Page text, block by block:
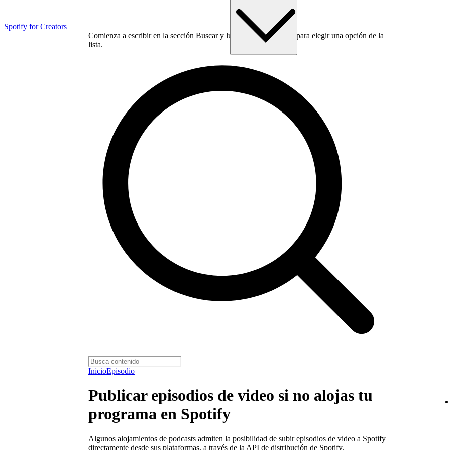
Spotify for Creators
Comienza a escribir en la sección Buscar y luego usa la tecla Tab para elegir una opción de la
lista.
InicioEpisodio
Publicar episodios de video si no alojas tu
programa en Spotify
Algunos alojamientos de podcasts admiten la posibilidad de subir episodios de video a Spotify
directamente desde sus plataformas, a través de la API de distribución de Spotify.